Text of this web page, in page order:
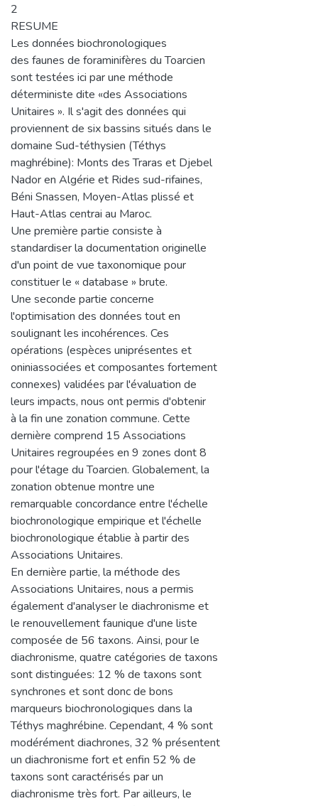
2
RESUME
Les données biochronologiques
des faunes de foraminifères du Toarcien
sont testées ici par une méthode
déterministe dite «des Associations
Unitaires ». Il s'agit des données qui
proviennent de six bassins situés dans le
domaine Sud-téthysien (Téthys
maghrébine): Monts des Traras et Djebel
Nador en Algérie et Rides sud-rifaines,
Béni Snassen, Moyen-Atlas plissé et
Haut-Atlas centrai au Maroc.
Une première partie consiste à
standardiser la documentation originelle
d'un point de vue taxonomique pour
constituer le « database » brute.
Une seconde partie concerne
l'optimisation des données tout en
soulignant les incohérences. Ces
opérations (espèces uniprésentes et
oniniassociées et composantes fortement
connexes) validées par l'évaluation de
leurs impacts, nous ont permis d'obtenir
à la fin une zonation commune. Cette
dernière comprend 15 Associations
Unitaires regroupées en 9 zones dont 8
pour l'étage du Toarcien. Globalement, la
zonation obtenue montre une
remarquable concordance entre l'échelle
biochronologique empirique et l'échelle
biochronologique établie à partir des
Associations Unitaires.
En dernière partie, la méthode des
Associations Unitaires, nous a permis
également d'analyser le diachronisme et
le renouvellement faunique d'une liste
composée de 56 taxons. Ainsi, pour le
diachronisme, quatre catégories de taxons
sont distinguées: 12 % de taxons sont
synchrones et sont donc de bons
marqueurs biochronologiques dans la
Téthys maghrébine. Cependant, 4 % sont
modérément diachrones, 32 % présentent
un diachronisme fort et enfin 52 % de
taxons sont caractérisés par un
diachronisme très fort. Par ailleurs, le